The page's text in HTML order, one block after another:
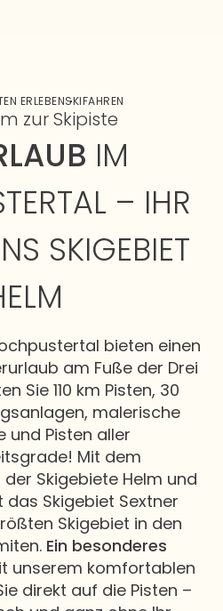
ERLEBENSKIFAHREN
zur Skipiste
IM
– IHR
SKIGEBIET
bieten einen
am Fuße der Drei
Sie 110 km Pisten, 30
malerische
und Pisten aller
Mit dem
Skigebiete Helm und
Skigebiet Sextner
Skigebiet in den
Ein besonderes
unserem komfortablen
direkt auf die Pisten –